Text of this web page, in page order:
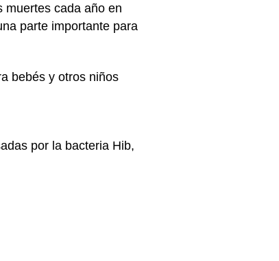
muertes cada año en
parte importante para
bebés y otros niños
por la bacteria Hib,